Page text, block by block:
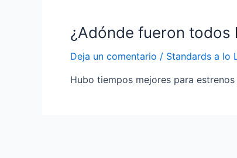
¿Adónde fueron todos
Deja un comentario / Standards a lo
Hubo tiempos mejores para